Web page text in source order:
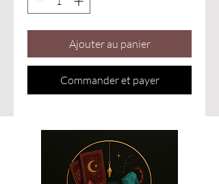
Ajouter au panier
Commander et payer